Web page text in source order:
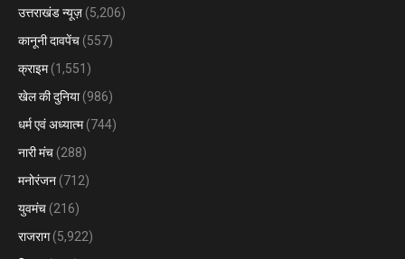
उत्तराखंड न्यूज़ (5,206)
कानूनी दावपेंच (557)
क्राइम(1,551)
खेल की दुनिया(986)
धर्म एवं अध्यात्म(744)
नारी मंच (288)
मनोरंजन (712)
युवमंच (216)
राजराग(5,922)